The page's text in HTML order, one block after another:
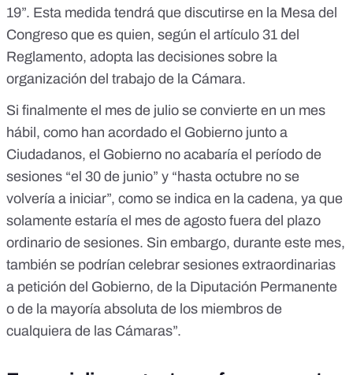
19”. Esta medida tendrá que discutirse en la Mesa del
Congreso que es quien, según el artículo 31 del
Reglamento, adopta las decisiones sobre la
organización del trabajo de la Cámara.
Si finalmente el mes de julio se convierte en un mes
hábil, como han acordado el Gobierno junto a
Ciudadanos, el Gobierno no acabaría el período de
sesiones “el 30 de junio” y “hasta octubre no se
volvería a iniciar”, como se indica en la cadena, ya que
solamente estaría el mes de agosto fuera del plazo
ordinario de sesiones. Sin embargo, durante este mes,
también se podrían celebrar sesiones extraordinarias
a petición del Gobierno, de la Diputación Permanente
o de la mayoría absoluta de los miembros de
cualquiera de las Cámaras”.